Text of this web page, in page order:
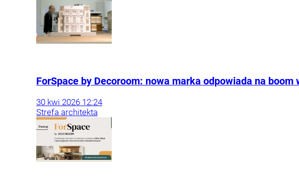
ForSpace by Decoroom: nowa marka odpowiada na
30 kwi 2026 12:24
Strefa architekta